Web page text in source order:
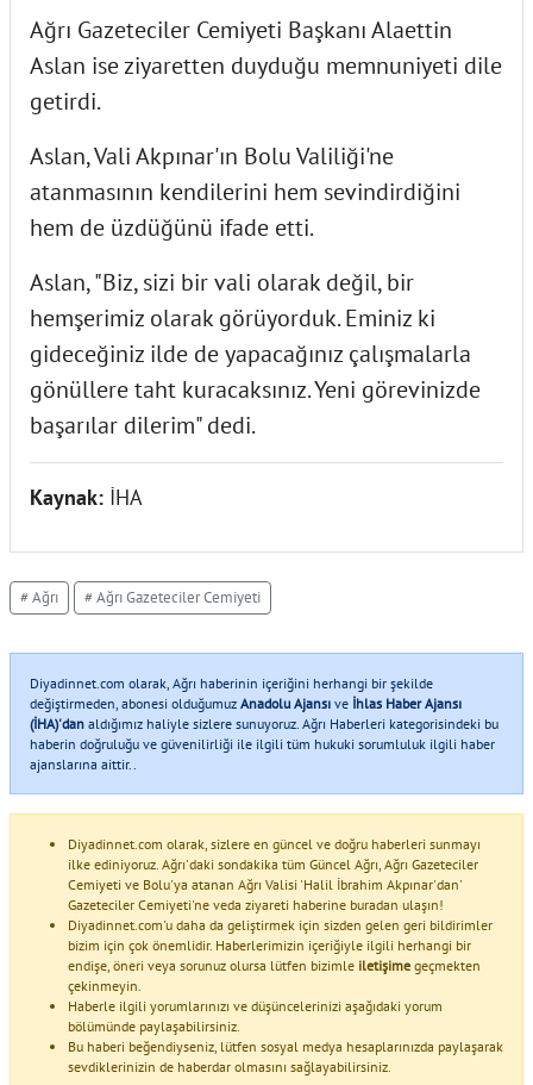
Ağrı Gazeteciler Cemiyeti Başkanı Alaettin
Aslan ise ziyaretten duyduğu memnuniyeti dile
getirdi.
Aslan, Vali Akpınar'ın Bolu Valiliği'ne
atanmasının kendilerini hem sevindirdiğini
hem de üzdüğünü ifade etti.
Aslan, "Biz, sizi bir vali olarak değil, bir
hemşerimiz olarak görüyorduk. Eminiz ki
gideceğiniz ilde de yapacağınız çalışmalarla
gönüllere taht kuracaksınız. Yeni görevinizde
başarılar dilerim" dedi.
Kaynak: İHA
# Ağrı # Ağrı Gazeteciler Cemiyeti
Diyadinnet.com olarak, Ağrı haberinin içeriğini herhangi bir şekilde
değiştirmeden, abonesi olduğumuz Anadolu Ajansı ve İhlas Haber Ajansı
(İHA)'dan aldığımız haliyle sizlere sunuyoruz. Ağrı Haberleri kategorisindeki bu
haberin doğruluğu ve güvenilirliği ile ilgili tüm hukuki sorumluluk ilgili haber
ajanslarına aittir..
Diyadinnet.com olarak, sizlere en güncel ve doğru haberleri sunmayı
ilke ediniyoruz. Ağrı'daki sondakika tüm Güncel Ağrı, Ağrı Gazeteciler
Cemiyeti ve Bolu'ya atanan Ağrı Valisi 'Halil İbrahim Akpınar'dan'
Gazeteciler Cemiyeti'ne veda ziyareti haberine buradan ulaşın!
Diyadinnet.com'u daha da geliştirmek için sizden gelen geri bildirimler
bizim için çok önemlidir. Haberlerimizin içeriğiyle ilgili herhangi bir
endişe, öneri veya sorunuz olursa lütfen bizimle iletişime geçmekten
çekinmeyin.
Haberle ilgili yorumlarınızı ve düşüncelerinizi aşağıdaki yorum
bölümünde paylaşabilirsiniz.
Bu haberi beğendiyseniz, lütfen sosyal medya hesaplarınızda paylaşarak
sevdiklerinizin de haberdar olmasını sağlayabilirsiniz.